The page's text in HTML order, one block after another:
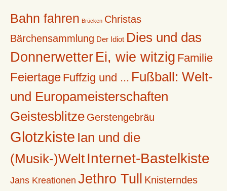
Bahn fahren Brücken Christas
Bärchensammlung Der Idiot Dies und das
Donnerwetter Ei, wie witzig Familie
Feiertage Fuffzig und ... Fußball: Welt-
und Europameisterschaften
Geistesblitze Gerstengebräu
Glotzkiste Ian und die
(Musik-)Welt Internet-Bastelkiste
Jans Kreationen Jethro Tull Knisterndes